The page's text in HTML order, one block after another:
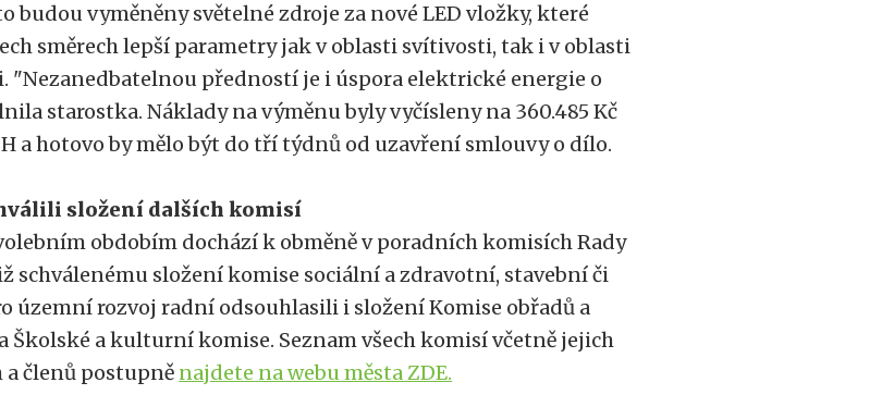
budou vyměněny světelné zdroje za nové LED vložky, které
směrech lepší parametry jak v oblasti svítivosti, tak i v oblasti
"Nezanedbatelnou předností je i úspora elektrické energie o
starostka. Náklady na výměnu byly vyčísleny na 360.485 Kč
a hotovo by mělo být do tří týdnů od uzavření smlouvy o dílo.
složení dalších komisí
obdobím dochází k obměně v poradních komisích Rady
schválenému složení komise sociální a zdravotní, stavební či
územní rozvoj radní odsouhlasili i složení Komise obřadů a
Školské a kulturní komise. Seznam všech komisí včetně jejich
a členů postupně najdete na webu města ZDE.